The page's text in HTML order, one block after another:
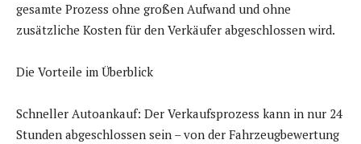
gesamte Prozess ohne großen Aufwand und ohne
zusätzliche Kosten für den Verkäufer abgeschlossen wird.
Die Vorteile im Überblick
Schneller Autoankauf: Der Verkaufsprozess kann in nur 24
Stunden abgeschlossen sein – von der Fahrzeugbewertung